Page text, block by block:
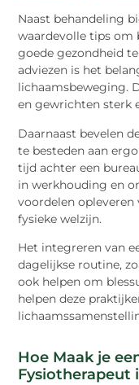
Naast behandeling
waardevolle tips om
goede gezondheid
adviezen is het
lichaamsbeweging.
en gewrichten sterk
Daarnaast bevelen
te besteden aan
tijd achter een
in werkhouding en
voordelen
fysieke welzijn.
Het integreren van
dagelijkse routine,
ook helpen om
helpen deze
Hoe Maak je
Fysiotherapeut